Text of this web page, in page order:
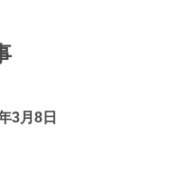
3月8日